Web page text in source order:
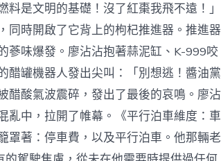
是文明的基礎！沒了紅棗我飛不遠！」
同時開啟了它背上的枸杞推進器。推進器
蔘味爆發。廖沾沾抱著蒜泥缸、K-999咬
醋罐機器人發出尖叫：「別想逃！醬油黨
醋酸氣波震碎，發出了最後的哀鳴。廖沾
亂中，拉開了帷幕。《平行泊車維度：車
罩著：停車費，以及平行泊車。他那輛老